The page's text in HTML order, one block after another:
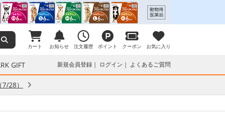
カート お知らせ 注文履歴 ポイント クーポン お気に入り
GIFT 新規会員登録 ログイン よくあるご質問
28）